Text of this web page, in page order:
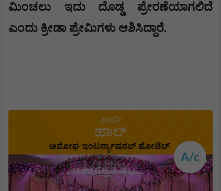
ಮಿಂಚಲು ಇದು ದೊಡ್ಡ ಪ್ರೇರಣೆಯಾಗಲಿದೆ
ಎಂದು ಕ್ರೀಡಾ ಪ್ರೇಮಿಗಳು ಆಶಿಸಿದ್ದಾರೆ.